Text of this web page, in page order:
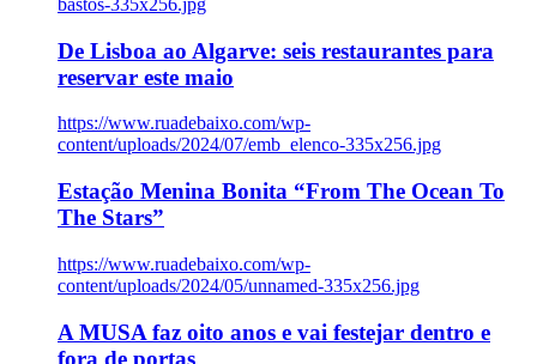
bastos-335x256.jpg
De Lisboa ao Algarve: seis restaurantes para
reservar este maio
https://www.ruadebaixo.com/wp-
content/uploads/2024/07/emb_elenco-335x256.jpg
Estação Menina Bonita “From The Ocean To
The Stars”
https://www.ruadebaixo.com/wp-
content/uploads/2024/05/unnamed-335x256.jpg
A MUSA faz oito anos e vai festejar dentro e
fora de portas